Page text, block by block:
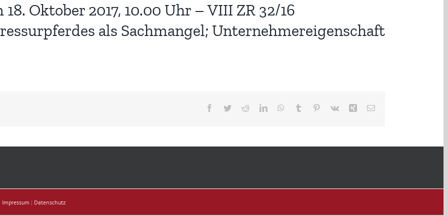
Oktober 2017, 10.00 Uhr – VIII ZR 32/16
als Sachmangel; Unternehmereigenschaft
Facebook
TwitterRedditLinkedInWhatsApp
Tumblr Pinterest
Vk Xing E-
Impressum | Datenschutz